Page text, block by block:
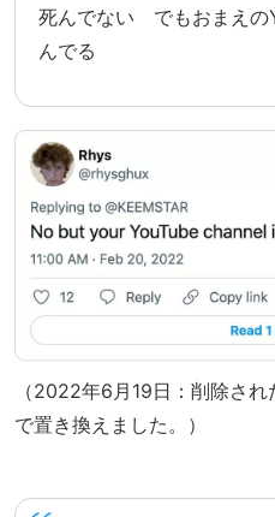
死んでない でもおまえの
んでる
（2022年6月19日：削除さ
で置き換えました。）